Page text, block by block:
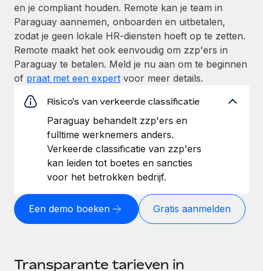
en je compliant houden. Remote kan je team in
Paraguay aannemen, onboarden en uitbetalen,
zodat je geen lokale HR-diensten hoeft op te zetten.
Remote maakt het ook eenvoudig om zzp'ers in
Paraguay te betalen. Meld je nu aan om te beginnen
of praat met een expert voor meer details.
Risico's van verkeerde classificatie
Paraguay behandelt zzp'ers en
fulltime werknemers anders.
Verkeerde classificatie van zzp'ers
kan leiden tot boetes en sancties
voor het betrokken bedrijf.
Een demo boeken Gratis aanmelden
Transparante tarieven in